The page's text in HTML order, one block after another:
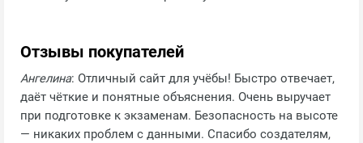
Отзывы покупателей
Ангелина: Отличный сайт для учёбы! Быстро отвечает,
даёт чёткие и понятные объяснения. Очень выручает
при подготовке к экзаменам. Безопасность на высоте
— никаких проблем с данными. Спасибо создателям,